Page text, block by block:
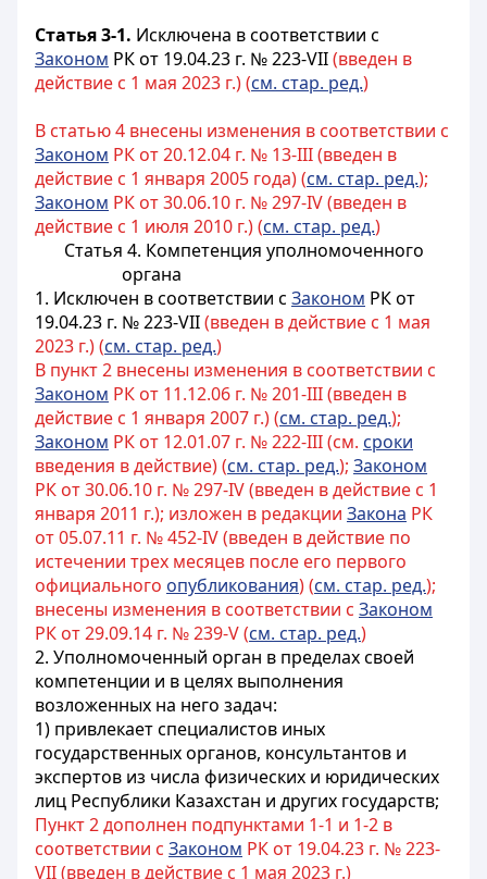
Статья 3-1. Исключена в соответствии с
Законом РК от 19.04.23 г. № 223-VII(введен в
действие с 1 мая 2023 г.) (см. стар. ред.)
В статью 4 внесены изменения в соответствии с
Законом РК от 20.12.04 г. № 13-III (введен в
действие с 1 января 2005 года) (см. стар. ред.);
Законом РК от 30.06.10 г. № 297-IV (введен в
действие с 1 июля 2010 г.) (см. стар. ред.)
Статья 4. Компетенция уполномоченного
органа
1. Исключен в соответствии с Законом РК от
19.04.23 г. № 223-VII(введен в действие с 1 мая
2023 г.) (см. стар. ред.)
В пункт 2 внесены изменения в соответствии с
Законом РК от 11.12.06 г. № 201-III (введен в
действие с 1 января 2007 г.) (см. стар. ред.);
Законом РК от 12.01.07 г. № 222-III (см. сроки
введения в действие) (см. стар. ред.); Законом
РК от 30.06.10 г. № 297-IV (введен в действие с 1
января 2011 г.); изложен в редакции Закона РК
от 05.07.11 г. № 452-IV (введен в действие по
истечении трех месяцев после его первого
официального опубликования) (см. стар. ред.);
внесены изменения в соответствии с Законом
РК от 29.09.14 г. № 239-V (см. стар. ред.)
2. Уполномоченный орган в пределах своей
компетенции и в целях выполнения
возложенных на него задач:
1) привлекает специалистов иных
государственных органов, консультантов и
экспертов из числа физических и юридических
лиц Республики Казахстан и других государств;
Пункт 2 дополнен подпунктами 1-1 и 1-2 в
соответствии с Законом РК от 19.04.23 г. № 223-
VII (введен в действие с 1 мая 2023 г.)